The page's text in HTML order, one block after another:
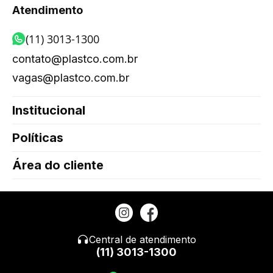
Atendimento
(11) 3013-1300
contato@plastco.com.br
vagas@plastco.com.br
Institucional
Políticas
Área do cliente
Central de atendimento
(11) 3013-1300